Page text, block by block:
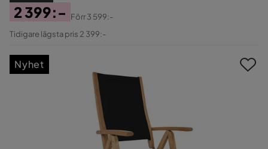
Pris
2 399:-
Original
Förr3 599:-
Tidigare lägsta pris 2 399:-
Nyhet